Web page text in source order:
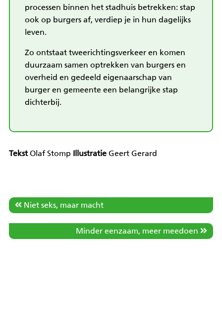
processen binnen het stadhuis betrekken: stap
ook op burgers af, verdiep je in hun dagelijks
leven.
Zo ontstaat tweerichtingsverkeer en komen
duurzaam samen optrekken van burgers en
overheid en gedeeld eigenaarschap van
burger en gemeente een belangrijke stap
dichterbij.
TekstOlaf Stomp IllustratieGeert Gerard
Niet seks, maar macht
Minder eenzaam, meer meedoen